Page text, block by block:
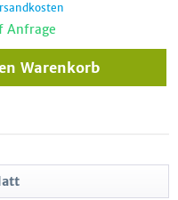
Anfrage
Warenkorb